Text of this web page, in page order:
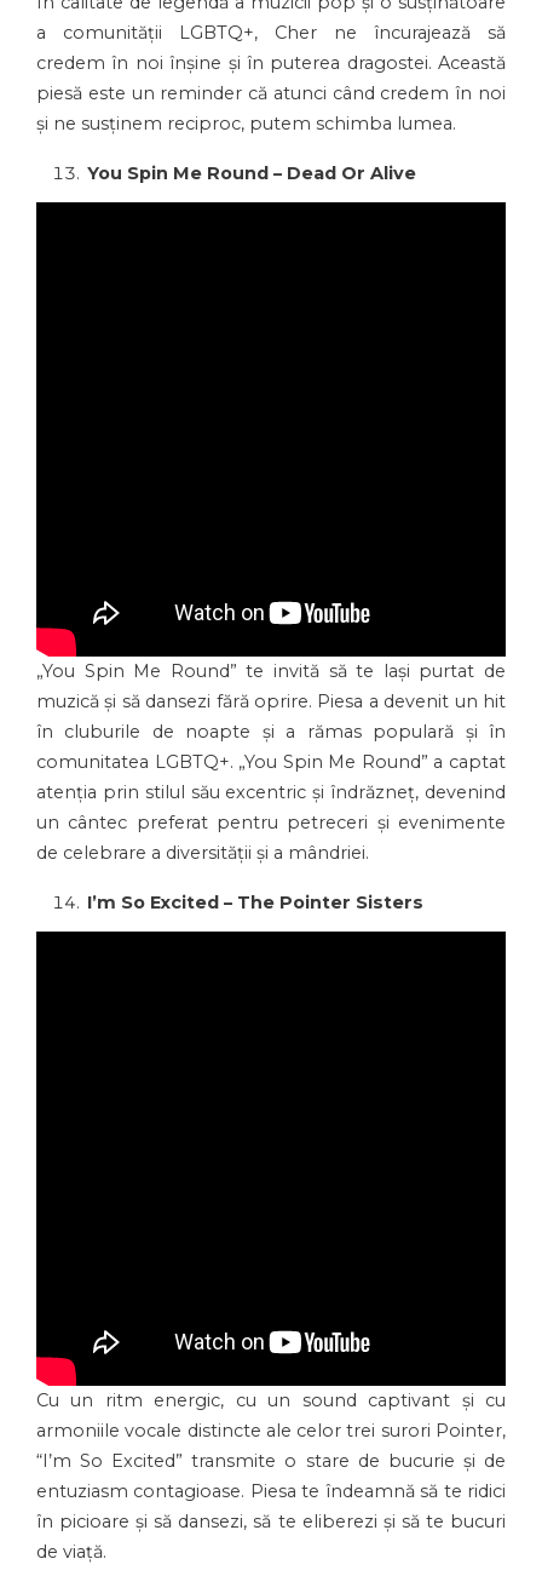
a comunității LGBTQ+, Cher ne încurajează să
credem în noi înșine și în puterea dragostei. Această
piesă este un reminder că atunci când credem în noi
și ne susținem reciproc, putem schimba lumea.
You Spin Me Round – Dead Or Alive
„You Spin Me Round” te invită să te lași purtat de
muzică și să dansezi fără oprire. Piesa a devenit un hit
în cluburile de noapte și a rămas populară și în
comunitatea LGBTQ+. „You Spin Me Round” a captat
atenția prin stilul său excentric și îndrăzneț, devenind
un cântec preferat pentru petreceri și evenimente
de celebrare a diversității și a mândriei.
I’m So Excited – The Pointer Sisters
Cu un ritm energic, cu un sound captivant și cu
armoniile vocale distincte ale celor trei surori Pointer,
“I’m So Excited” transmite o stare de bucurie și de
entuziasm contagioase. Piesa te îndeamnă să te ridici
în picioare și să dansezi, să te eliberezi și să te bucuri
de viață.